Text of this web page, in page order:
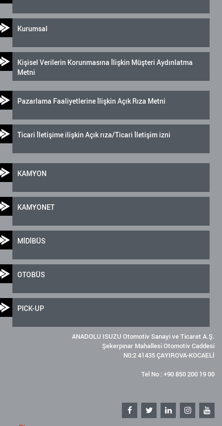
Kurumsal
Kişisel Verilerin Korunmasına İlişkin Müşteri Aydınlatma
Metni
Pazarlama Faaliyetlerine İlişkin Açık Rıza Metni
Ticari İletişime ilişkin Açık rıza/Ticari İletişim izni
KAMYON
KAMYONET
MİDİBÜS
OTOBÜS
PICK-UP
ANADOLU ISUZU Otomotiv Sanayi ve Ticaret A.Ş.
Şekerpınar Mahallesi Otomotiv Caddesi
N0:2 41435 ÇAYIROVA-KOCAELİ
Tel No : +90 850 200 19 00